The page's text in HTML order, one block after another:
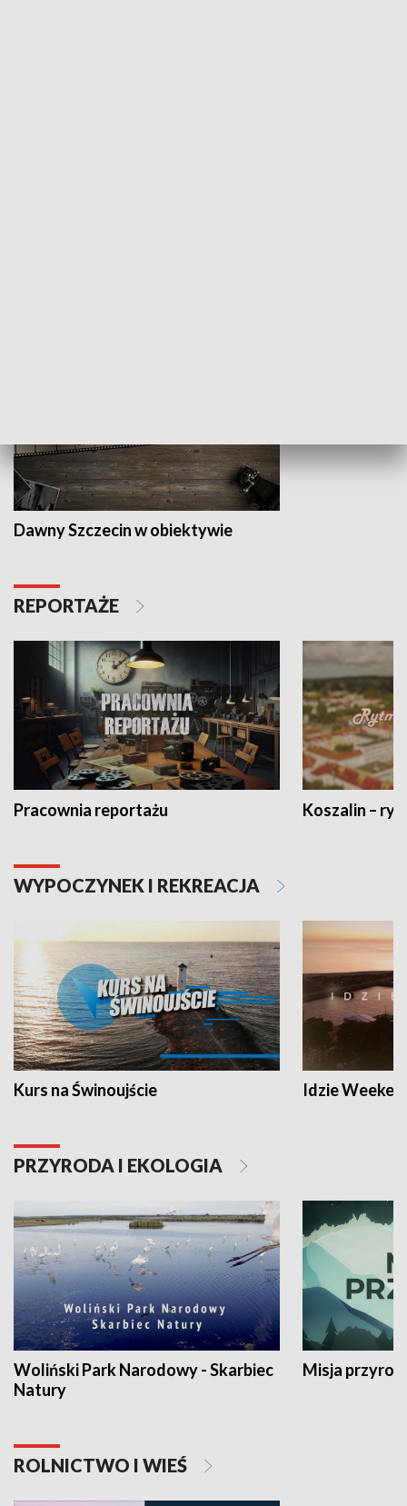
Dawny Szczecin w obiektywie
REPORTAŻE
Pracownia reportażu Koszalin –
WYPOCZYNEK I REKREACJA
Kurs na Świnoujście Idzie
PRZYRODA I EKOLOGIA
Woliński Park Narodowy - Skarbiec
Natury
Misja
ROLNICTWO I WIEŚ